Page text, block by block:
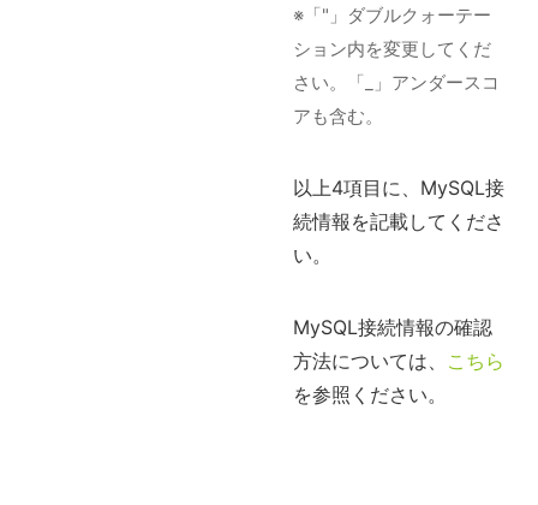
※「"」ダブルクォーテー
ション内を変更してくだ
さい。「_」アンダースコ
アも含む。
以上4項目に、MySQL接
続情報を記載してくださ
い。
MySQL接続情報の確認
方法については、 こちら
を参照ください。